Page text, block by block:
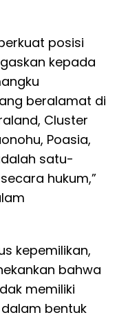
posisi
kepada
beralamat di
Cluster
Poasia,
satu-
hukum,”
kepemilikan,
bahwa
memiliki
bentuk